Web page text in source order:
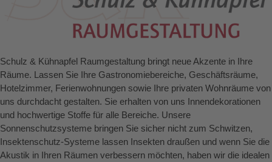
Schulz & Kühnapfel Raumgestaltung bringt neue Akzente in Ihre
Räume. Lassen Sie Ihre Gastronomiebereiche, Geschäftsräume,
Hotelzimmer, Ferienwohnungen sowie Ihre privaten Wohnräume von
uns durchdacht gestalten. Sie erhalten von uns Innendekorationen
und hochwertige Stoffe für alle Bereiche. Unsere
Sonnenschutzsysteme bringen Sie sicher nicht zum Schwitzen,
Insektenschutz-Systeme lassen Insekten draußen und wenn Sie die
Akustik in Ihren Räumen verbessern möchten, haben wir die idealen